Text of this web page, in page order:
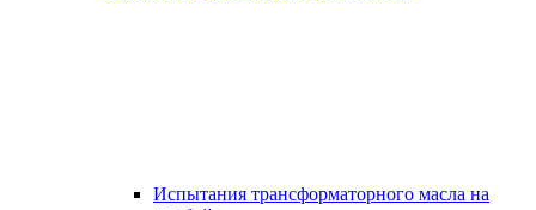
Испытания трансформаторного масла на